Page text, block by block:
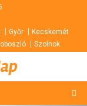
Győr
Kecskemét
Szolnok